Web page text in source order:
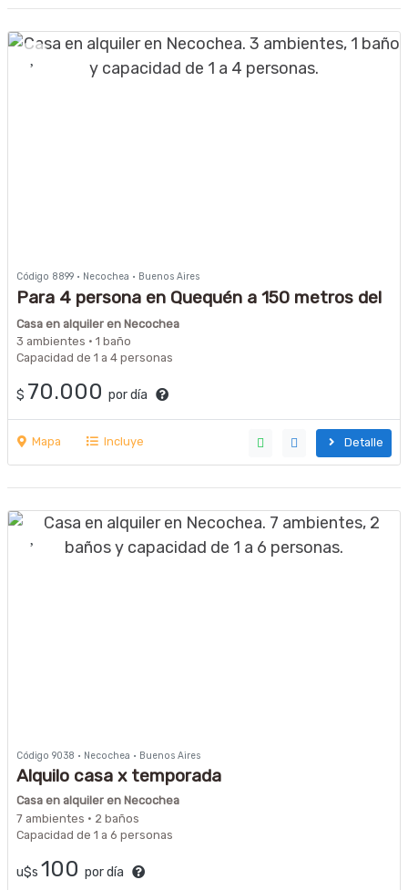
Código 8899 · Necochea · Buenos Aires
Para 4 persona en Quequén a 150 metros del
mar. DRTV. Parrilla WIFI
Casa en alquiler en Necochea
3 ambientes · 1 baño
Capacidad de 1 a 4 personas
$ 70.000 por día
Mapa Incluye Detalle
Código 9038 · Necochea · Buenos Aires
Alquilo casa x temporada
Casa en alquiler en Necochea
7 ambientes · 2 baños
Capacidad de 1 a 6 personas
u$s 100 por día